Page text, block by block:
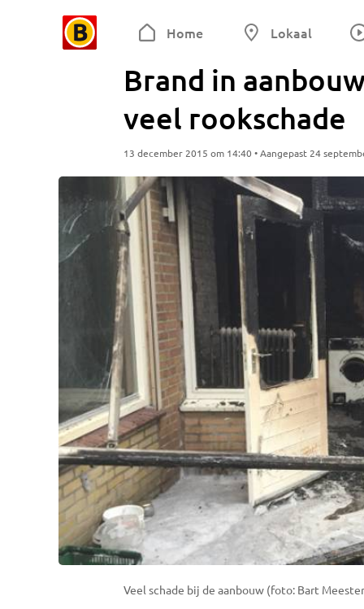
Home Lokaal
Brand in
veel rookschade
13 december 2015 om 14:40 • Aangepast 24
Veel schade bij de aanbouw (foto: Bart